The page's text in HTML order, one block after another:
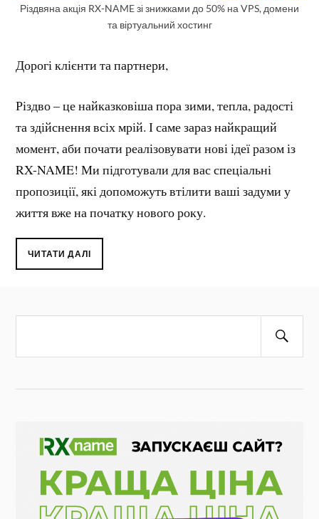
Різдвяна акція RX-NAME зі знижками до 50% на VPS, домени
та віртуальний хостинг
Дорогі клієнти та партнери,
Різдво – це найказковіша пора зими, тепла, радості
та здійснення всіх мрій. І саме зараз найкращий
момент, аби почати реалізовувати нові ідеї разом із
RX-NAME! Ми підготували для вас спеціальні
пропозиції, які допоможуть втілити ваші задуми у
життя вже на початку нового року.
ЧИТАТИ ДАЛІ